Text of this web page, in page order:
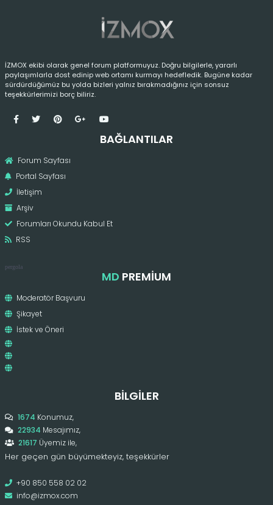
İZMOX ekibi olarak genel forum platformuyuz. Doğru bilgilerle, yararlı
paylaşımlarla dost edinip web ortamı kurmayı hedefledik. Bugüne kadar
sürdürdüğümüz bu yolda bizleri yalnız bırakmadığınız için sonsuz
teşekkürlerimizi borç biliriz.
BAĞLANTILAR
Forum Sayfası
Portal Sayfası
İletişim
Arşiv
Forumları Okundu Kabul Et
RSS
pergola
MD PREMIUM
Moderatör Başvuru
Şikayet
İstek ve Öneri
BILGILER
1674 Konumuz,
22934 Mesajımız,
21617 Üyemiz ile,
Her geçen gün büyümekteyiz, teşekkürler
+90 850 558 02 02
info@izmox.com